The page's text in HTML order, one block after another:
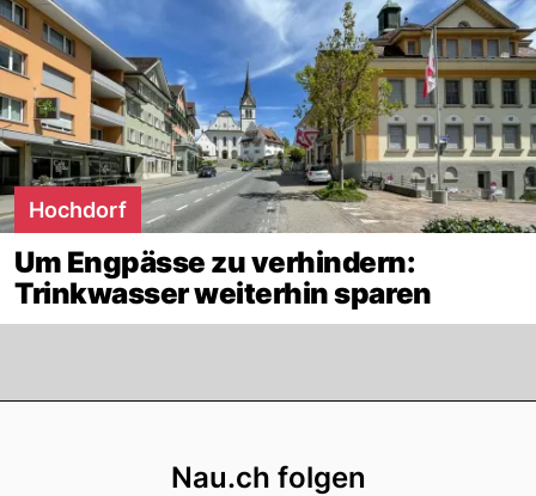
Hochdorf
Um Engpässe zu verhindern:
Trinkwasser weiterhin sparen
Nau.ch folgen